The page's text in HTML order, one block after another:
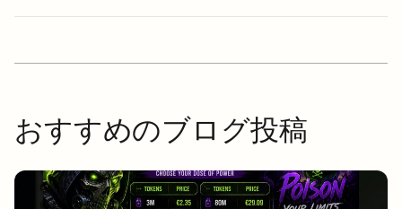
おすすめのブログ投稿